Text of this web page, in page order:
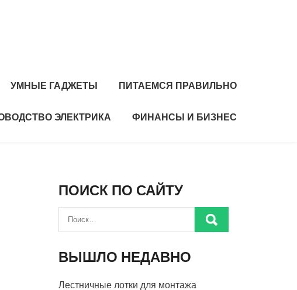
УМНЫЕ ГАДЖЕТЫ ПИТАЕМСЯ ПРАВИЛЬНО
ЭЛЕКТРИКА ФИНАНСЫ И БИЗНЕС
ПОИСК ПО САЙТУ
ВЫШЛО НЕДАВНО
Лестничные лотки для монтажа